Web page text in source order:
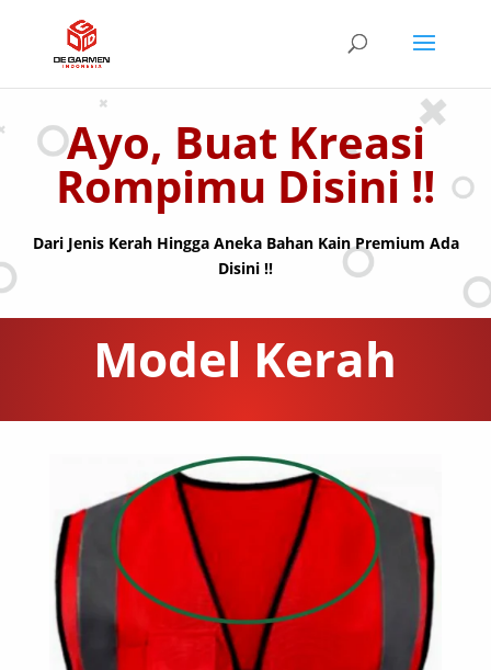
Ayo, Buat Kreasi
Rompimu Disini !!
Dari Jenis Kerah Hingga Aneka Bahan Kain Premium Ada
Disini !!
Model Kerah